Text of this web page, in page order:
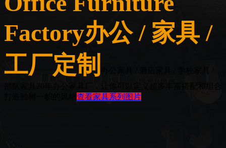
Factory办公 / 家具 /
工厂定制
查看家具系列图片